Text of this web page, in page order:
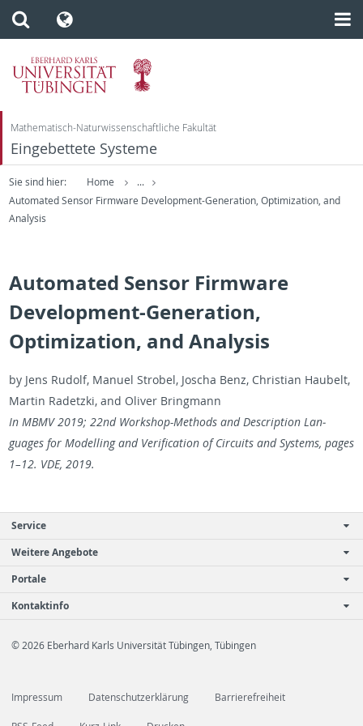
Mathematisch-Naturwissenschaftliche Fakultät
Eingebettete Systeme
Sie sind hier: Home
...
Automated Sensor Firmware Development-Generation, Optimization, and
Analysis
Automated Sensor Firmware
Development-Generation,
Optimization, and Analysis
by Jens Rudolf, Manuel Stro­bel, Joscha Benz, Chris­t­ian Haubelt,
Mar­tin Radet­zki, and Oliver Bring­mann
In MBMV 2019; 22nd Work­shop-Meth­ods and De­scrip­tion Lan­
guages for Mod­el­ling and Ver­i­fi­ca­tion of Cir­cuits and Sys­tems, pages
1–12. VDE, 2019.
Service
Weitere Angebote
Portale
Kontaktinfo
© 2026 Eberhard Karls Universität Tübingen, Tübingen
Impressum Datenschutzerklärung Barrierefreiheit